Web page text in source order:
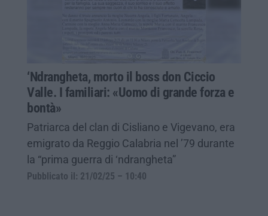
‘Ndrangheta, morto il boss don Ciccio
Valle. I familiari: «Uomo di grande forza e
bontà»
Patriarca del clan di Cisliano e Vigevano, era
emigrato da Reggio Calabria nel ’79 durante
la “prima guerra di ‘ndrangheta”
Pubblicato il: 21/02/25 – 10:40